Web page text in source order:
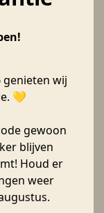
genieten wij
💛
gewoon
blijven
Houd er
weer